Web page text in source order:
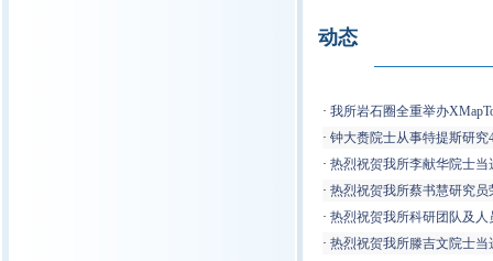
动态
· 我所岩石圈全重举办
· 钟大赉院士从事特提斯研
· 热烈祝贺我所李献华院士
· 热烈祝贺我所蔡书慧研究
· 热烈祝贺我所科研团队及
· 热烈祝贺我所滕吉文院士当